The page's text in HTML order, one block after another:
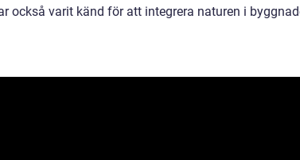
också varit känd för att integrera naturen i